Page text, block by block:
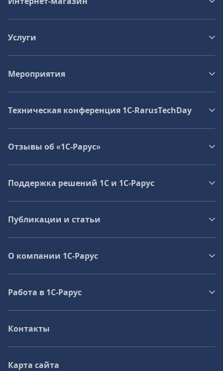
Услуги
Мероприятия
Техническая конференция 1C‑RarusTechDay
Отзывы об «1С-Рарус»
Поддержка решений 1С и 1С‑Рарус
Публикации и статьи
О компании 1C-Рарус
Работа в 1С‑Рарус
Контакты
Карта сайта